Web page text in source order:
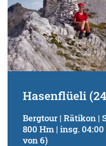
Hasenflüeli
Bergtour | Rätikon |
800 Hm | insg.
von 6)